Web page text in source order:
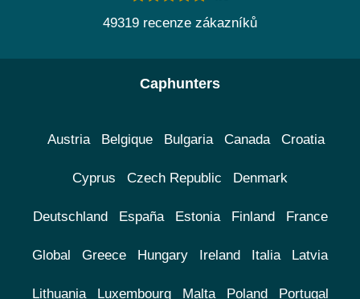
49319 recenze zákazníků
Caphunters
Austria Belgique Bulgaria Canada Croatia
Cyprus Czech Republic Denmark
Deutschland España Estonia Finland France
Global Greece Hungary Ireland Italia Latvia
Lithuania Luxembourg Malta Poland Portugal